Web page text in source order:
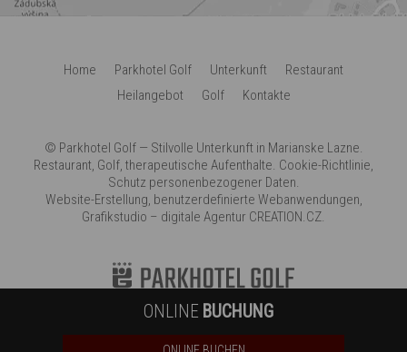
Home Parkhotel Golf Unterkunft
Restaurant
Heilangebot
Golf Kontakte
© Parkhotel Golf— Stilvolle Unterkunft in Marianske Lazne.
Restaurant, Golf, therapeutische Aufenthalte. Cookie-Richtlinie,
Schutz personenbezogener Daten.
Website-Erstellung, benutzerdefinierte Webanwendungen,
Grafikstudio – digitale Agentur CREATION.CZ.
ONLINE BUCHUNG